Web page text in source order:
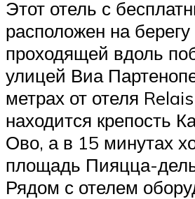
Этот отель с
расположен на
проходящей вдоль
улицей Виа
метрах от отеля
находится крепость
Ово, а в 15 минутах
площадь Пияцца-
Рядом с отелем